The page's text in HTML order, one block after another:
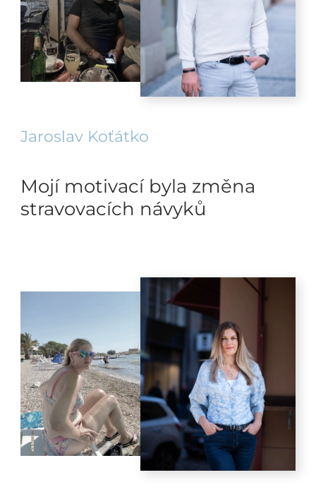
Jaroslav Koťátko
Mojí motivací byla změna
stravovacích návyků